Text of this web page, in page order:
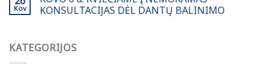
Kov
KONSULTACIJAS DĖL DANTŲ BALINIMO
KATEGORIJOS